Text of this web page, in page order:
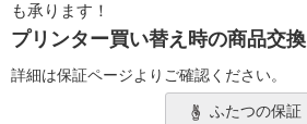
も承ります！
プリンター買い替え時の商品交換
詳細は保証ページよりご確認ください。
ふたつの保証